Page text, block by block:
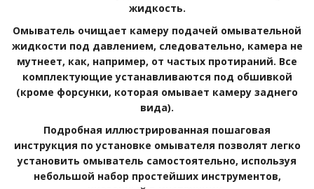
жидкость.
Омыватель очищает камеру подачей омывательной
жидкости под давлением, следовательно, камера не
мутнеет, как, например, от частых протираний. Все
комплектующие устанавливаются под обшивкой
(кроме форсунки, которая омывает камеру заднего
вида).
Подробная иллюстрированная пошаговая
инструкция по установке омывателя позволят легко
установить омыватель самостоятельно, используя
небольшой набор простейших инструментов,